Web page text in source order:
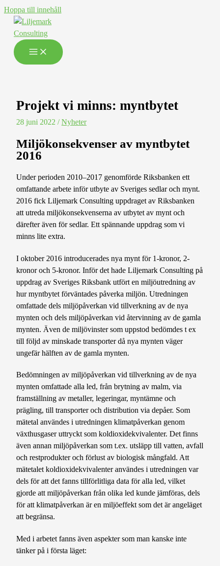
Hoppa till innehåll
Projekt vi minns: myntbytet
28 juni 2022/Nyheter
Miljökonsekvenser av myntbytet
2016
Under perioden 2010–2017 genomförde Riksbanken ett
omfattande arbete inför utbyte av Sveriges sedlar och mynt.
2016 fick Liljemark Consulting uppdraget av Riksbanken
att utreda miljökonsekvenserna av utbytet av mynt och
därefter även för sedlar. Ett spännande uppdrag som vi
minns lite extra.
I oktober 2016 introducerades nya mynt för 1-kronor, 2-
kronor och 5-kronor. Inför det hade Liljemark Consulting på
uppdrag av Sveriges Riksbank utfört en miljöutredning av
hur myntbytet förväntades påverka miljön. Utredningen
omfattade dels miljöpåverkan vid tillverkning av de nya
mynten och dels miljöpåverkan vid återvinning av de gamla
mynten. Även de miljövinster som uppstod bedömdes t ex
till följd av minskade transporter då nya mynten väger
ungefär hälften av de gamla mynten.
Bedömningen av miljöpåverkan vid tillverkning av de nya
mynten omfattade alla led, från brytning av malm, via
framställning av metaller, legeringar, myntämne och
prägling, till transporter och distribution via depåer. Som
mätetal användes i utredningen klimatpåverkan genom
växthusgaser uttryckt som koldioxidekvivalenter. Det finns
även annan miljöpåverkan som t.ex. utsläpp till vatten, avfall
och restprodukter och förlust av biologisk mångfald. Att
mätetalet koldioxidekvivalenter användes i utredningen var
dels för att det fanns tillförlitliga data för alla led, vilket
gjorde att miljöpåverkan från olika led kunde jämföras, dels
för att klimatpåverkan är en miljöeffekt som det är angeläget
att begränsa.
Med i arbetet fanns även aspekter som man kanske inte
tänker på i första läget: